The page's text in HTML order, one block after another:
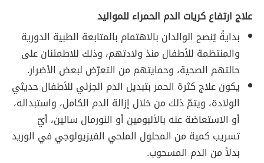
علاج ارتفاع كريات الدم الحمراء للمواليد
بدايةً يُنصح الوالدان بالاهتمام بالمتابعة الطبية الدورية
والمنتظمة للأطفال منذ ولادتهم، وذلك للاطمئنان على
حالتهم الصحية، وحمايتهم من التعرّض لبعض الأضرار.
يكون علاج كثرة الحمر بتبديل الدم الجزئي للأطفال حديثي
الولادة، ويتمّ ذلك من خلال إزالة الدم الكامل، واستبداله،
أو الاستعاضة عنه بالألبومين أو النورمال سالين، أيّ
تسريب كمية من المحلول الملحي الفيزيولوجي في الوريد
بدلاً من الدم المسحوب.